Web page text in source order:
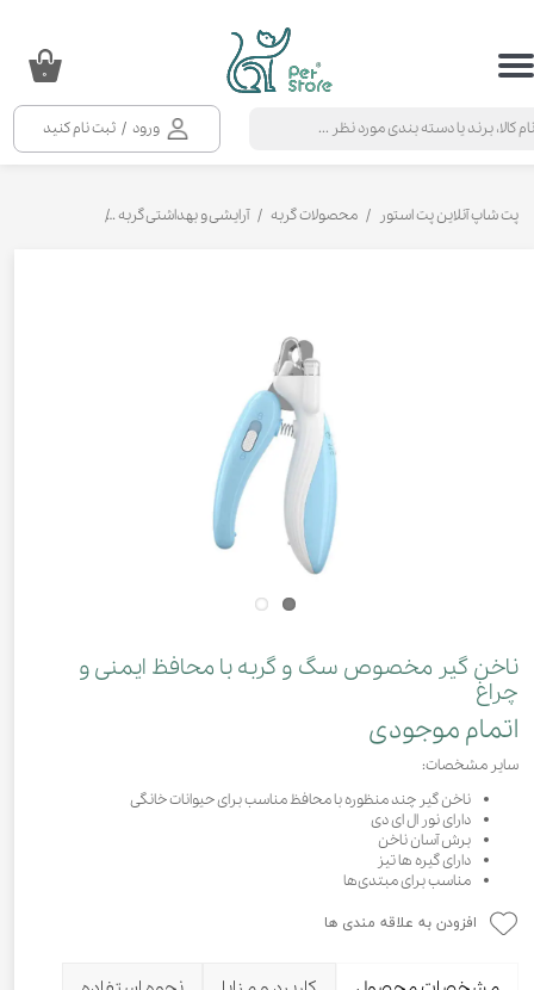
ورود / ثبت نام کنید
حساب کاربری من
خروج از حساب کاربری
۰
پت شاپ آنلاین پت استور محصولات گربه آرایشی و بهداشتی گربه
ناخن گیر مخصوص سگ و گربه با محافظ ایمنی و
چراغ
اتمام موجودی
سایر مشخصات:
ناخن گیر چند منظوره با محافظ مناسب برای حیوانات خانگی
دارای نور ال ای دی
برش آسان ناخن
دارای گیره ها تیز
مناسب برای مبتدی‌ها
افزودن به علاقه مندی ها